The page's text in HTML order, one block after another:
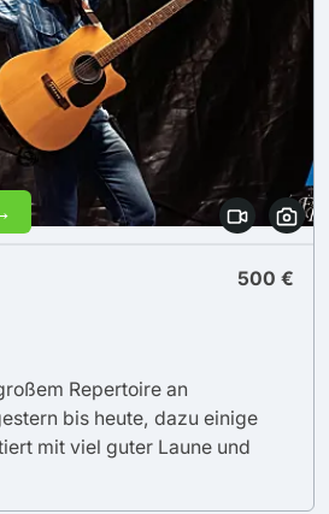
500 €
Repertoire an
bis heute, dazu einige
mit viel guter Laune und